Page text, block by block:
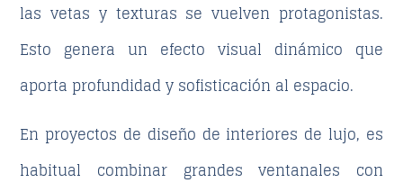
las vetas y texturas se vuelven protagonistas.
Esto genera un efecto visual dinámico que
aporta profundidad y sofisticación al espacio.
En proyectos de diseño de interiores de lujo, es
habitual combinar grandes ventanales con